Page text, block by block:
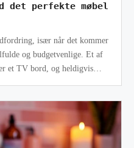
perfekte møbel
især når det kommer
og budgetvenlige. Et af
et TV bord, og heldigvis